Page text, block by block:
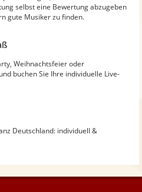
selbst eine Bewertung abzugeben
gute Musiker zu finden.
Weihnachtsfeier oder
buchen Sie Ihre individuelle Live-
Deutschland: individuell &